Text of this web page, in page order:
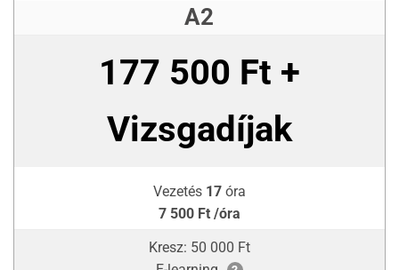
A2
177 500 Ft +
Vizsgadíjak
Vezetés 17 óra
7 500 Ft /óra
Kresz: 50 000 Ft